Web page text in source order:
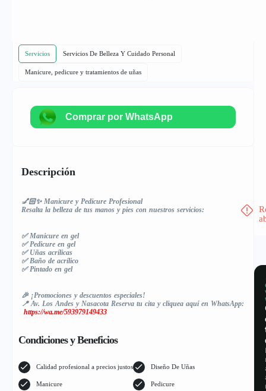
Servicios Servicios De Belleza Y Cuidado Personal
Manicure, pedicure y tratamientos de uñas
Comprar por WhatsApp
Descripción
💅🏻✨ Manicure y Pedicure Profesional
Resalta la belleza de tus manos y pies con nuestros servicios:
✅ Manicure en gel
✅ Pedicure en gel
✅ Uñas acrílicas
✅ Baño de acrílico
✅ Pintado en gel
🎉 ¡Promociones y descuentos especiales!
📍 Av. Los Andes y Nasacota Reserva tu cita y cliquea aquí en WhatsApp:
https://wa.me/593979149433
Condiciones y Beneficios
Calidad profesional a precios justos Diseño De Uñas
Manicure Pedicure